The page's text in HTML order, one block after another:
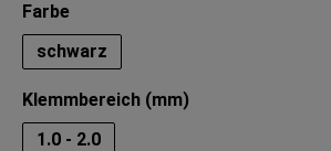
Farbeauswählen
schwarz
Klemmbereich (mm)auswählen
1.0 - 2.0